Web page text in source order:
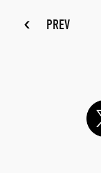
PREV